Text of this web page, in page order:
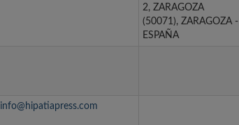
2, ZARAGOZA
(50071), ZARAGOZA -
ESPAÑA
info@hipatiapress.com